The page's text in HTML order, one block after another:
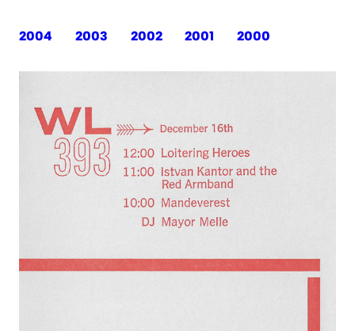
2004 2003 2002 2001 2000